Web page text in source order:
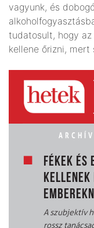
vagyunk, és
tudatosult, hogy az
kellene őrizni, mert
FÉKEK ÉS
A szubjektív
rossz